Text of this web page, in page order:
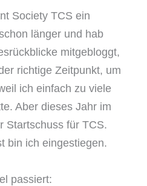
Society TCS ein
länger und hab
mitgebloggt,
richtige Zeitpunkt, um
ich einfach zu viele
Aber dieses Jahr im
Startschuss für TCS.
bin ich eingestiegen.
passiert: